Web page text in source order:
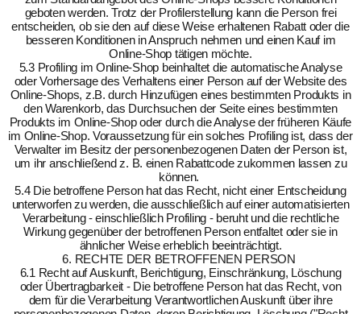
geboten werden. Trotz der Profilerstellung kann die Person frei
entscheiden, ob sie den auf diese Weise erhaltenen Rabatt oder die
besseren Konditionen in Anspruch nehmen und einen Kauf im
Online-Shop tätigen möchte.
5.3 Profiling im Online-Shop beinhaltet die automatische Analyse
oder Vorhersage des Verhaltens einer Person auf der Website des
Online-Shops, z.B. durch Hinzufügen eines bestimmten Produkts in
den Warenkorb, das Durchsuchen der Seite eines bestimmten
Produkts im Online-Shop oder durch die Analyse der früheren Käufe
im Online-Shop. Voraussetzung für ein solches Profiling ist, dass der
Verwalter im Besitz der personenbezogenen Daten der Person ist,
um ihr anschließend z. B. einen Rabattcode zukommen lassen zu
können.
5.4 Die betroffene Person hat das Recht, nicht einer Entscheidung
unterworfen zu werden, die ausschließlich auf einer automatisierten
Verarbeitung - einschließlich Profiling - beruht und die rechtliche
Wirkung gegenüber der betroffenen Person entfaltet oder sie in
ähnlicher Weise erheblich beeinträchtigt.
6. RECHTE DER BETROFFENEN PERSON
6.1 Recht auf Auskunft, Berichtigung, Einschränkung, Löschung
oder Übertragbarkeit - Die betroffene Person hat das Recht, von
dem für die Verarbeitung Verantwortlichen Auskunft über ihre